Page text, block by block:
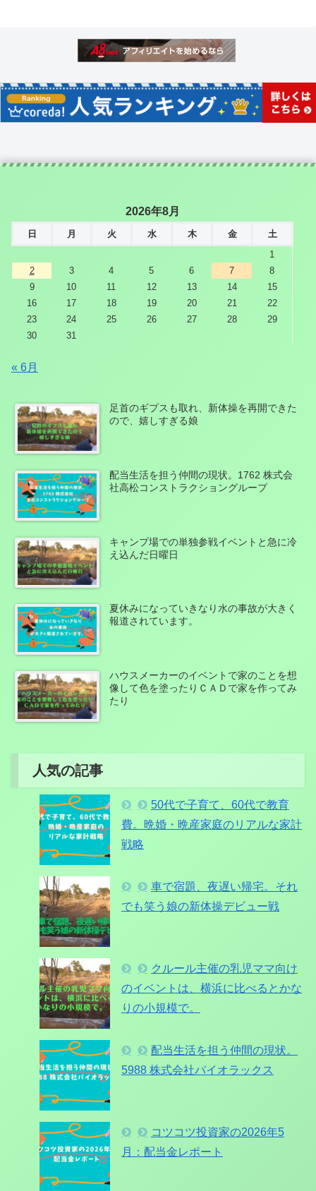
2026年8月
日 月 火 水 木 金
土
1
2
3 4 5 6 7
8
9
10 11 12 13 14
15
16
17 18 19 20 21
22
23
24 25 26 27 28
29
30
31
« 6月
足首のギプスも取れ、新体操を再開できた
ので、嬉しすぎる娘
配当生活を担う仲間の現状。1762 株式会
社高松コンストラクショングループ
キャンプ場での単独参戦イベントと急に冷
え込んだ日曜日
夏休みになっていきなり水の事故が大きく
報道されています。
ハウスメーカーのイベントで家のことを想
像して色を塗ったりＣＡＤで家を作ってみ
たり
人気の記事
50代で子育て、60代で教育
費。晩婚・晩産家庭のリアルな家計
戦略
車で宿題、夜遅い帰宅。それ
でも笑う娘の新体操デビュー戦
クルール主催の乳児ママ向け
のイベントは、横浜に比べるとかな
りの小規模で。
配当生活を担う仲間の現状。
5988 株式会社パイオラックス
コツコツ投資家の2026年5
月：配当金レポート